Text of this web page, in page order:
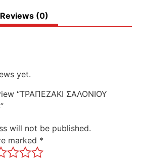
Reviews (0)
yet.
“ΤΡΑΠΕΖΑΚΙ ΣΑΛΟΝΙΟΥ
will not be published.
marked *